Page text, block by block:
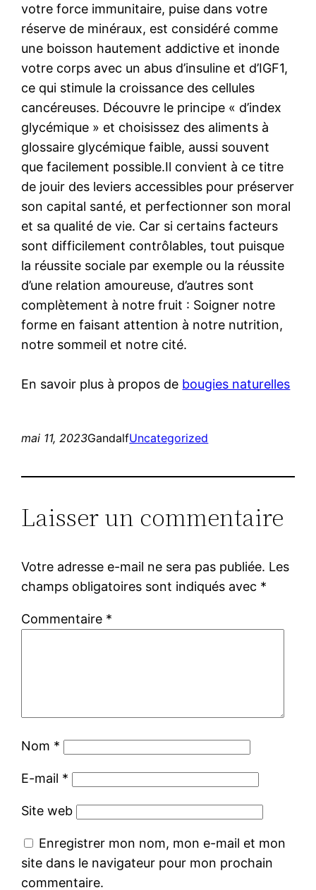
votre force immunitaire, puise dans votre
réserve de minéraux, est considéré comme
une boisson hautement addictive et inonde
votre corps avec un abus d’insuline et d’IGF1,
ce qui stimule la croissance des cellules
cancéreuses. Découvre le principe « d’index
glycémique » et choisissez des aliments à
glossaire glycémique faible, aussi souvent
que facilement possible.Il convient à ce titre
de jouir des leviers accessibles pour préserver
son capital santé, et perfectionner son moral
et sa qualité de vie. Car si certains facteurs
sont difficilement contrôlables, tout puisque
la réussite sociale par exemple ou la réussite
d’une relation amoureuse, d’autres sont
complètement à notre fruit : Soigner notre
forme en faisant attention à notre nutrition,
notre sommeil et notre cité.
En savoir plus à propos de bougies naturelles
mai 11, 2023GandalfUncategorized
Laisser un commentaire
Votre adresse e-mail ne sera pas publiée. Les
champs obligatoires sont indiqués avec *
Commentaire *
Nom *
E-mail *
Site web
Enregistrer mon nom, mon e-mail et mon
site dans le navigateur pour mon prochain
commentaire.